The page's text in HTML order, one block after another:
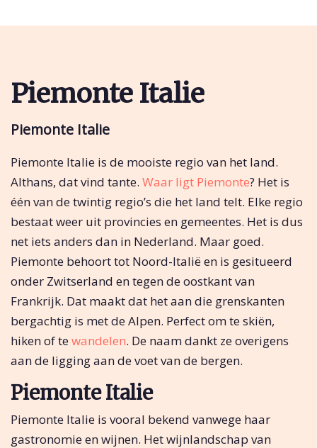
Piemonte Italie
Piemonte Italie
Piemonte Italie is de mooiste regio van het land.
Althans, dat vind tante. Waar ligt Piemonte? Het is
één van de twintig regio’s die het land telt. Elke regio
bestaat weer uit provincies en gemeentes. Het is dus
net iets anders dan in Nederland. Maar goed.
Piemonte behoort tot Noord-Italië en is gesitueerd
onder Zwitserland en tegen de oostkant van
Frankrijk. Dat maakt dat het aan die grenskanten
bergachtig is met de Alpen. Perfect om te skiën,
hiken of tewandelen. De naam dankt ze overigens
aan de ligging aan de voet van de bergen.
Piemonte Italie
Piemonte Italie is vooral bekend vanwege haar
gastronomie en wijnen. Het wijnlandschap van